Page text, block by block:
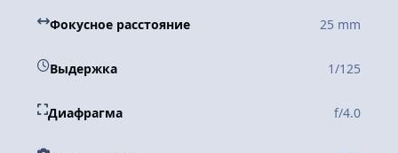
Фокусное расстояние 25 mm
Выдержка 1/125
Диафрагма f/4.0